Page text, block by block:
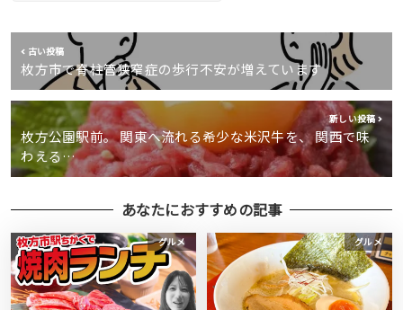
古い投稿
枚方市で脊柱管狭窄症の歩行不安が増えています
新しい投稿
枚方公園駅前。 関東へ流れる希少な米沢牛を、 関西で味
わえる…
あなたにおすすめの記事
グルメ グルメ